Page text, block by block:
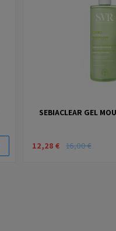
SEBIACLEAR GEL
12,28 € 16,00 €